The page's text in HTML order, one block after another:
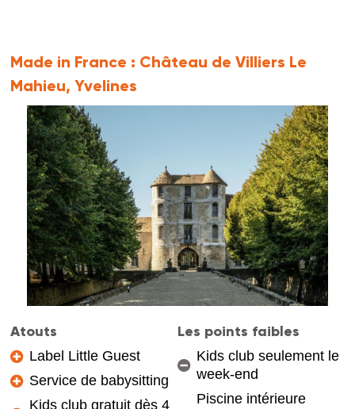
Made in France : Château de Villiers Le
Mahieu, Yvelines
Atouts
Label Little Guest
Service de babysitting
Kids club gratuit dès 4
Les points faibles
Kids club seulement le
week-end
Piscine intérieure